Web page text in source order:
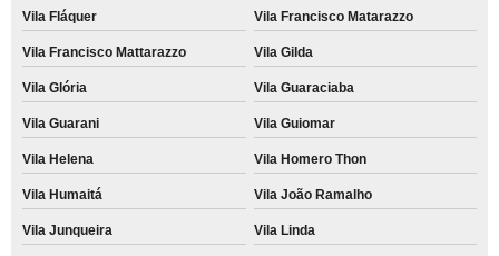
Vila Fláquer Vila Francisco Matarazzo
Vila Francisco Mattarazzo Vila Gilda
Vila Glória Vila Guaraciaba
Vila Guarani Vila Guiomar
Vila Helena Vila Homero Thon
Vila Humaitá Vila João Ramalho
Vila Junqueira Vila Linda